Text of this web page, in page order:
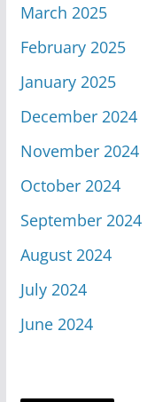
March 2025
February 2025
January 2025
December 2024
November 2024
October 2024
September 2024
August 2024
July 2024
June 2024